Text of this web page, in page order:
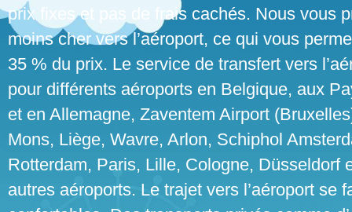
prix fixes et pas de frais cachés. Nous vous
moins cher vers l’aéroport, ce qui vous
35 % du prix. Le service de transfert vers
pour différents aéroports en Belgique, aux
et en Allemagne, Zaventem Airport
Mons, Liège, Wavre, Arlon, Schiphol
Rotterdam, Paris, Lille, Cologne, Düsseldorf
autres aéroports. Le trajet vers l’aéroport se